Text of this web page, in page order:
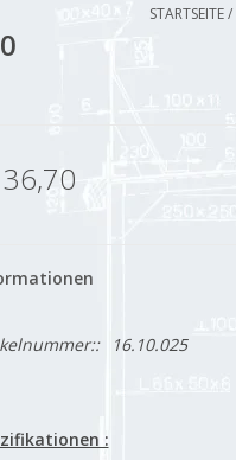
STARTSEITE/
16.10.025
: